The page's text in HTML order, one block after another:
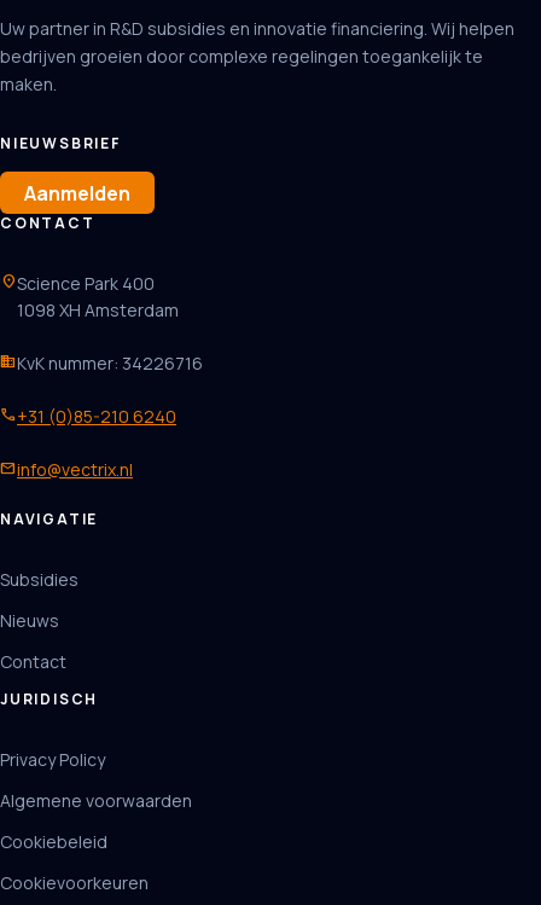
Uw partner in R&D subsidies en innovatie financiering. Wij helpen
bedrijven groeien door complexe regelingen toegankelijk te
maken.
NIEUWSBRIEF
Aanmelden
CONTACT
location_onScience Park 400
1098 XH Amsterdam
businessKvK nummer: 34226716
phone+31 (0)85-210 6240
mailinfo@vectrix.nl
NAVIGATIE
Subsidies
Nieuws
Contact
JURIDISCH
Privacy Policy
Algemene voorwaarden
Cookiebeleid
Cookievoorkeuren